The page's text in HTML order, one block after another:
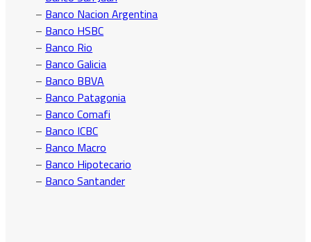
– Banco Nacion Argentina
– Banco HSBC
– Banco Rio
– Banco Galicia
– Banco BBVA
– Banco Patagonia
– Banco Comafi
– Banco ICBC
– Banco Macro
– Banco Hipotecario
– Banco Santander